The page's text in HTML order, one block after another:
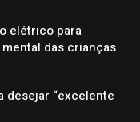
elétrico para
das crianças
desejar “excelente